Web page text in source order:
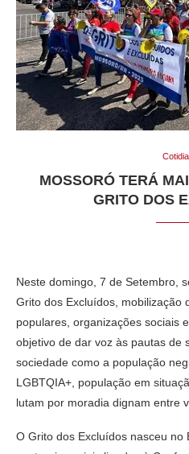
MOSSORÓ TERÁ
GRITO DOS
Neste domingo, 7 de Setembro,
Grito dos Excluídos, mobilização
populares, organizações sociais
objetivo de dar voz às pautas de
sociedade como a população
LGBTQIA+, população em
lutam por moradia dignam entre
O Grito dos Excluídos nasceu